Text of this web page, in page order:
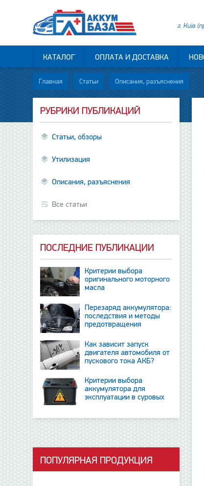
г. Київ
КАТАЛОГ ОПЛАТА И ДОСТАВКА
Главная Статьи Описания, разъяснения
РУБРИКИ ПУБЛИКАЦИЙ
Статьи, обзоры
Утилизация
Описания, разъяснения
Все статьи
ПОСЛЕДНИЕ ПУБЛИКАЦИИ
Критерии выбора
оригинального моторного
масла
Перезаряд аккумулятора:
последствия и методы
предотвращения
Как зависит запуск
двигателя автомобиля от
пускового тока АКБ?
Критерии выбора
аккумулятора для
эксплуатации в суровых
ПОПУЛЯРНАЯ ПРОДУКЦИЯ
данные отсутствуют